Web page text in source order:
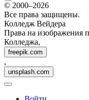
© 2000–2026
Все права защищены.
Колледж Вейдера
Права на изображения
Колледжа,
freepik.com
,
unsplash.com